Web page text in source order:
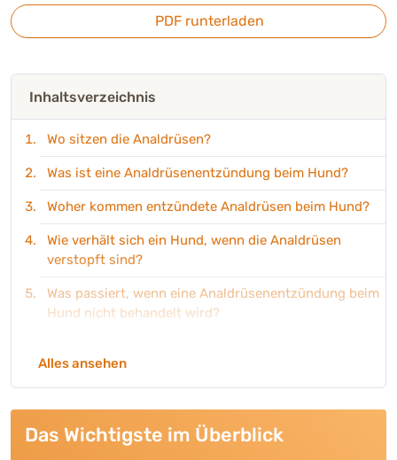
PDF runterladen
Inhaltsverzeichnis
Wo sitzen die Analdrüsen?
Was ist eine Analdrüsenentzündung beim Hund?
Woher kommen entzündete Analdrüsen beim Hund?
Wie verhält sich ein Hund, wenn die Analdrüsen
verstopft sind?
Was passiert, wenn eine Analdrüsenentzündung beim
Hund nicht behandelt wird?
diagnostiziert?
Alles ansehen
Das Wichtigste im Überblick